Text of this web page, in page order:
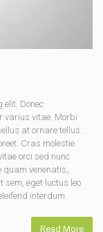
elit. Donec
varius vitae. Morbi
at ornare tellus.
Cras molestie
orci sed nunc
venenatis,
eget luctus leo
interdum.
Read More